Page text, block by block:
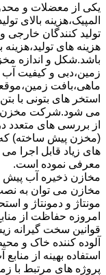
یکی از معضلات و
المپیک،هزینه بالای
تولید کنندگان خارجی
هزینه های
باشد.شکل و اندازه
زمین،دبی و کیفیت آب
ماهی،بافت
استخر های بتونی با
می شود.شرکت مخزن
از بررسی های متعدد
(مخزن پیش ساخته)
های زیاد قابل اجرا
معرفی نموده است.
مخازن ذخیره آب
مخازن می توان به
مونتاژ و دمونتاژ و
امروزه حفاظت از
قوانین سخت
آلوده کننده خاک و
استفاده بهینه از
پروژه های مرتبط با